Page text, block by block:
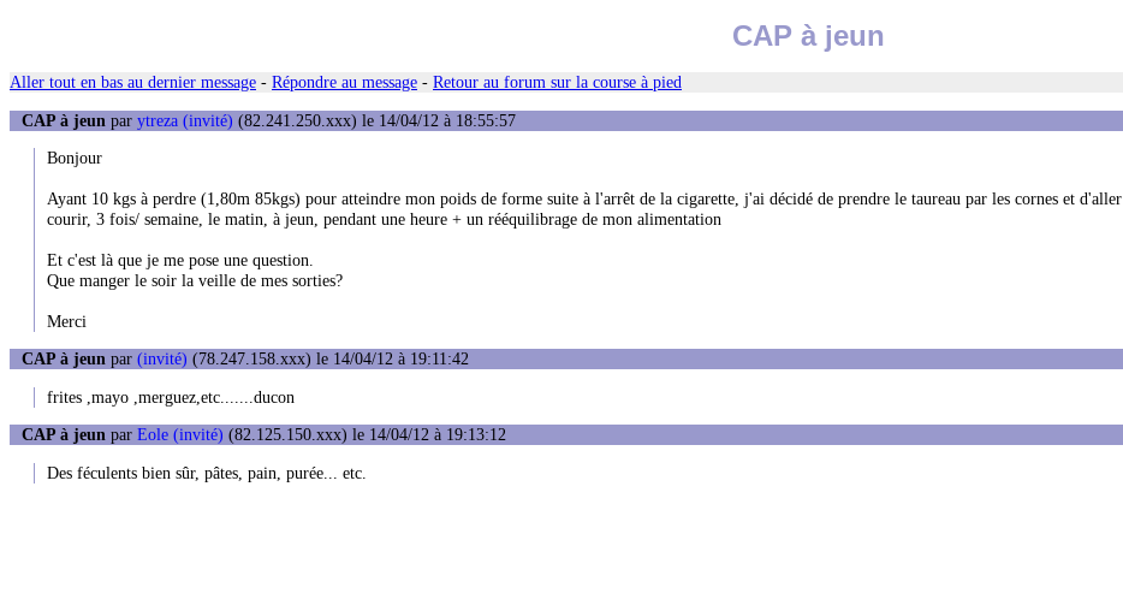
CAP à jeun
Aller tout en bas au dernier message - Répondre au message - Retour au forum sur la course à pied
CAP à jeun par ytreza (invité) (82.241.250.xxx) le 14/04/12 à 18:55:57
Bonjour
Ayant 10 kgs à perdre (1,80m 85kgs) pour atteindre mon poids de forme suite à l'arrêt de la cigarette, j'ai décidé de prendre le taureau par les cornes et d'aller
courir, 3 fois/ semaine, le matin, à jeun, pendant une heure + un rééquilibrage de mon alimentation
Et c'est là que je me pose une question.
Que manger le soir la veille de mes sorties?
Merci
CAP à jeun par (invité) (78.247.158.xxx) le 14/04/12 à 19:11:42
frites ,mayo ,merguez,etc.......ducon
CAP à jeun par Eole (invité) (82.125.150.xxx) le 14/04/12 à 19:13:12
Des féculents bien sûr, pâtes, pain, purée... etc.